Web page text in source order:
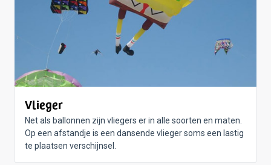
Vlieger
Net als ballonnen zijn vliegers er in alle soorten en maten.
Op een afstandje is een dansende vlieger soms een lastig
te plaatsen verschijnsel.